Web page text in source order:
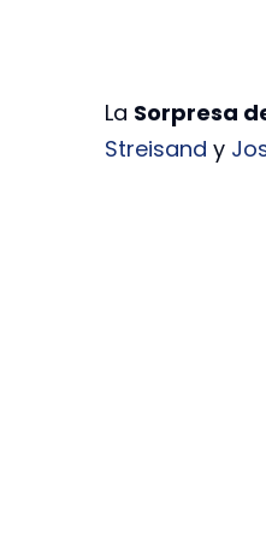
La Sorpresa
Streisand y